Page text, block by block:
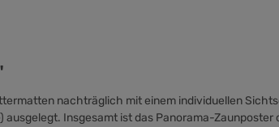
nachträglich mit einem individuellen
Insgesamt ist das Panorama-Zaunposter